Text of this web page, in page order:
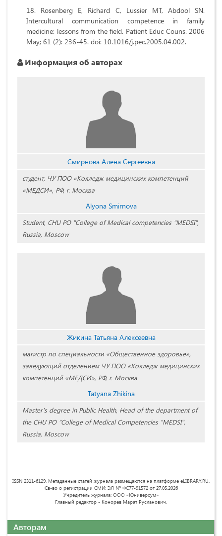
Rosenberg E, Richard C, Lussier MT, Abdool SN.
Intercultural communication competence in family
medicine: lessons from the field. Patient Educ Couns. 2006
May; 61 (2): 236-45. doi: 10.1016/j.pec.2005.04.002.
Информация об авторах
Смирнова Алёна Сергеевна
студент, ЧУ ПОО «Колледж медицинских компетенций
«МЕДСИ», РФ, г. Москва
Alyona Smirnova
Student, CHU PO "College of Medical competencies "MEDSI",
Russia, Moscow
Жикина Татьяна Алексеевна
магистр по специальности «Общественное здоровье»,
заведующий отделением ЧУ ПОО «Колледж медицинских
компетенций «МЕДСИ», РФ, г. Москва
Tatyana Zhikina
Master's degree in Public Health, Head of the department of
the CHU PO "College of Medical Competencies "MEDSI",
Russia, Moscow
ISSN 2311-6129. Метаданные статей журнала размещаются на платформе eLIBRARY.RU.
Св-во о регистрации СМИ: ЭЛ № ФС77-91572 от 27.05.2026
Учредитель журнала: ООО «Юниверсум»
Главный редактор - Конорев Марат Русланович.
Авторам